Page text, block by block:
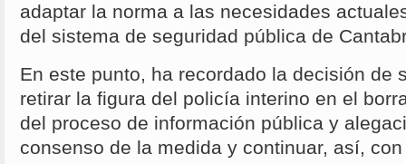
adaptar la norma a las necesidades
del sistema de seguridad pública de
En este punto, ha recordado la decisión de
retirar la figura del policía interino en el
del proceso de información pública y
consenso de la medida y continuar, así,